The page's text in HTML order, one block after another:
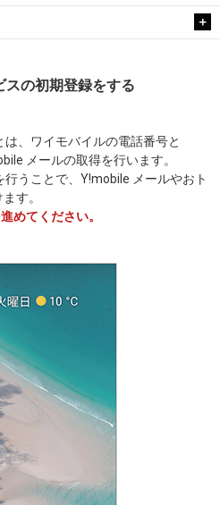
スの初期登録をする
、ワイモバイルの電話番号と
メールの取得を行います。
うことで、Y!mobile メールやおト
す。
めてください。